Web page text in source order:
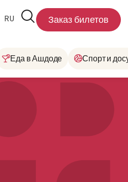
RU
HE
Заказ билетов
Еда в Ашдоде Спорт и